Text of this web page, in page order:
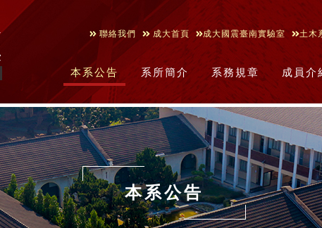
聯絡我們 成大首頁 成大國震臺南實驗室 土木
本系公告 系所簡介 系務規章 成員介
本系公告